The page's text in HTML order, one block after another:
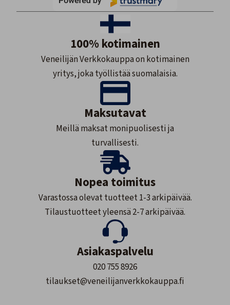
100% kotimainen
Veneilijän Verkkokauppa on kotimainen
yritys, joka työllistää suomalaisia.
Maksutavat
Meillä maksat monipuolisesti ja
turvallisesti.
Nopea toimitus
Varastossa olevat tuotteet 1-3 arkipäivää.
Tilaustuotteet yleensä 2-7 arkipäivää.
Asiakaspalvelu
020 755 8926
tilaukset@veneilijanverkkokauppa.fi